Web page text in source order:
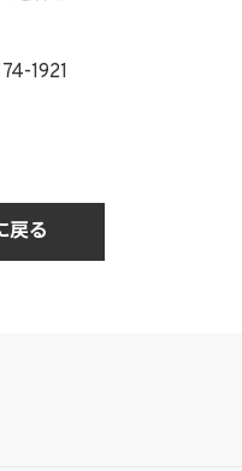
1921
戻る